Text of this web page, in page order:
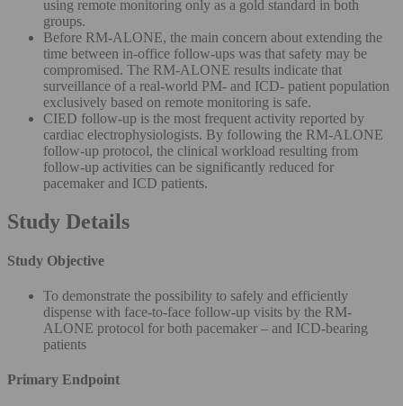
using remote monitoring only as a gold standard in both
groups.
Before RM-ALONE, the main concern about extending the
time between in-office follow-ups was that safety may be
compromised. The RM-ALONE results indicate that
surveillance of a real-world PM- and ICD- patient population
exclusively based on remote monitoring is safe.
CIED follow-up is the most frequent activity reported by
cardiac electrophysiologists. By following the RM-ALONE
follow-up protocol, the clinical workload resulting from
follow-up activities can be significantly reduced for
pacemaker and ICD patients.
Study Details
Study Objective
To demonstrate the possibility to safely and efficiently
dispense with face-to-face follow-up visits by the RM-
ALONE protocol for both pacemaker – and ICD-bearing
patients
Primary Endpoint